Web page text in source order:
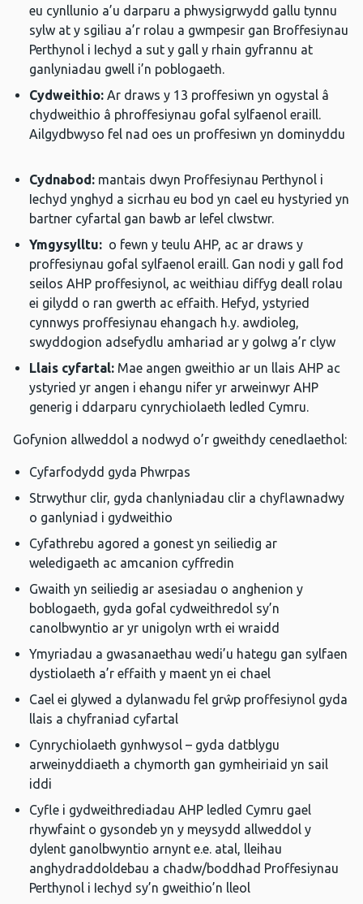
eu cynllunio a’u darparu a phwysigrwydd gallu tynnu
sylw at y sgiliau a’r rolau a gwmpesir gan Broffesiynau
Perthynol i Iechyd a sut y gall y rhain gyfrannu at
ganlyniadau gwell i’n poblogaeth.
Cydweithio: Ar draws y 13 proffesiwn yn ogystal â
chydweithio â phroffesiynau gofal sylfaenol eraill.
Ailgydbwyso fel nad oes un proffesiwn yn dominyddu
Cydnabod: mantais dwyn Proffesiynau Perthynol i
Iechyd ynghyd a sicrhau eu bod yn cael eu hystyried yn
bartner cyfartal gan bawb ar lefel clwstwr.
Ymgysylltu: o fewn y teulu AHP, ac ar draws y
proffesiynau gofal sylfaenol eraill. Gan nodi y gall fod
seilos AHP proffesiynol, ac weithiau diffyg deall rolau
ei gilydd o ran gwerth ac effaith. Hefyd, ystyried
cynnwys proffesiynau ehangach h.y. awdioleg,
swyddogion adsefydlu amhariad ar y golwg a’r clyw
Llais cyfartal: Mae angen gweithio ar un llais AHP ac
ystyried yr angen i ehangu nifer yr arweinwyr AHP
generig i ddarparu cynrychiolaeth ledled Cymru.
Gofynion allweddol a nodwyd o’r gweithdy cenedlaethol:
Cyfarfodydd gyda Phwrpas
Strwythur clir, gyda chanlyniadau clir a chyflawnadwy
o ganlyniad i gydweithio
Cyfathrebu agored a gonest yn seiliedig ar
weledigaeth ac amcanion cyffredin
Gwaith yn seiliedig ar asesiadau o anghenion y
boblogaeth, gyda gofal cydweithredol sy’n
canolbwyntio ar yr unigolyn wrth ei wraidd
Ymyriadau a gwasanaethau wedi’u hategu gan sylfaen
dystiolaeth a’r effaith y maent yn ei chael
Cael ei glywed a dylanwadu fel grŵp proffesiynol gyda
llais a chyfraniad cyfartal
Cynrychiolaeth gynhwysol – gyda datblygu
arweinyddiaeth a chymorth gan gymheiriaid yn sail
iddi
Cyfle i gydweithrediadau AHP ledled Cymru gael
rhywfaint o gysondeb yn y meysydd allweddol y
dylent ganolbwyntio arnynt e.e. atal, lleihau
anghydraddoldebau a chadw/boddhad Proffesiynau
Perthynol i Iechyd sy’n gweithio’n lleol